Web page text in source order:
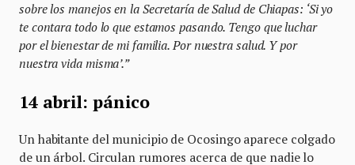
sobre los manejos en la Secretaría de Salud de Chiapas: ‘Si yo
te contara todo lo que estamos pasando. Tengo que luchar
por el bienestar de mi familia. Por nuestra salud. Y por
nuestra vida misma’.”
14 abril: pánico
Un habitante del municipio de Ocosingo aparece colgado
de un árbol. Circulan rumores acerca de que nadie lo